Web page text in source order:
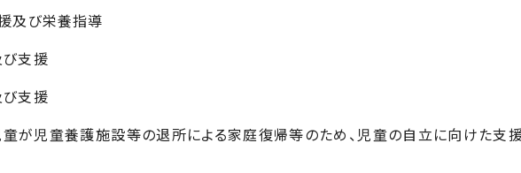
及び栄養指導
び支援
び支援
童が児童養護施設等の退所による家庭復帰等のため、児童の自立に向けた支